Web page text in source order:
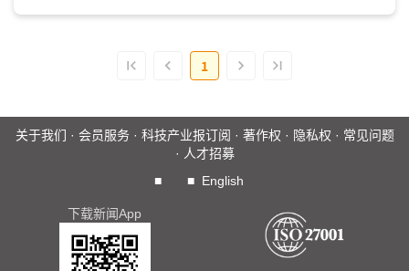
1
关于我们 · 会员服务· 科技产业报订阅 · 著作权 · 隐私权 · 常见问题
· 人才招募
■
■ English
下载新闻App